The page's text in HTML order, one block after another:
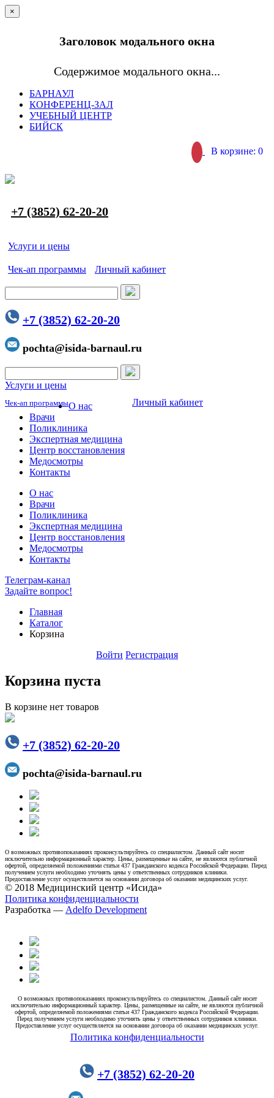
×
Заголовок модального окна
Содержимое модального окна...
БАРНАУЛ
КОНФЕРЕНЦ-ЗАЛ
УЧЕБНЫЙ ЦЕНТР
БИЙСК
В корзине: 0
+7 (3852) 62-20-20
Услуги и цены
Чек-ап программы Личный кабинет
+7 (3852) 62-20-20
pochta@isida-barnaul.ru
Услуги и цены
Чек-ап программы Личный кабинет
О нас
Врачи
Поликлиника
Экспертная медицина
Центр восстановления
Медосмотры
Контакты
О нас
Врачи
Поликлиника
Экспертная медицина
Центр восстановления
Медосмотры
Контакты
Телеграм-канал
Задайте вопрос!
Главная
Каталог
Корзина
Войти Регистрация
Корзина пуста
В корзине нет товаров
+7 (3852) 62-20-20
pochta@isida-barnaul.ru
О возможных противопоказаниях проконсультируйтесь со специалистом. Данный сайт носит
исключительно информационный характер. Цены, размещенные на сайте, не являются публичной
офертой, определяемой положениями статьи 437 Гражданского кодекса Российской Федерации. Перед
получением услуги необходимо уточнять цены у ответственных сотрудников клиники.
Предоставление услуг осуществляется на основании договора об оказании медицинских услуг.
© 2018 Медицинский центр «Исида»
Политика конфиденциальности
Разработка — Adelfo Development
О возможных противопоказаниях проконсультируйтесь со специалистом. Данный сайт носит
исключительно информационный характер. Цены, размещенные на сайте, не являются публичной
офертой, определяемой положениями статьи 437 Гражданского кодекса Российской Федерации.
Перед получением услуги необходимо уточнять цены у ответственных сотрудников клиники.
Предоставление услуг осуществляется на основании договора об оказании медицинских услуг.
Политика конфиденциальности
+7 (3852) 62-20-20